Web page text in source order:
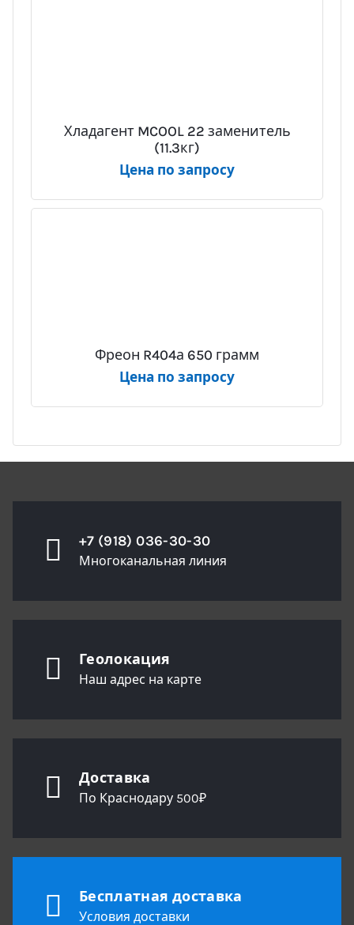
Хладагент MCOOL 22 заменитель
(11.3кг)
Цена по запросу
Фреон R404а 650 грамм
Цена по запросу
+7 (918) 036-30-30
Многоканальная линия
Геолокация
Наш адрес на карте
Доставка
По Краснодару 500₽
Бесплатная доставка
Условия доставки